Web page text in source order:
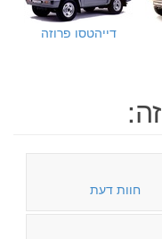
דייהטסו פרוזה
חוות דעת